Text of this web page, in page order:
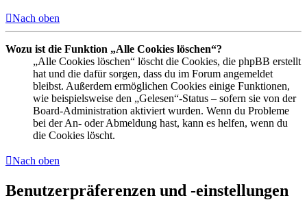
Nach oben
Wozu ist die Funktion „Alle Cookies löschen“?
„Alle Cookies löschen“ löscht die Cookies, die phpBB erstellt
hat und die dafür sorgen, dass du im Forum angemeldet
bleibst. Außerdem ermöglichen Cookies einige Funktionen,
wie beispielsweise den „Gelesen“-Status – sofern sie von der
Board-Administration aktiviert wurden. Wenn du Probleme
bei der An- oder Abmeldung hast, kann es helfen, wenn du
die Cookies löscht.
Nach oben
Benutzerpräferenzen und -einstellungen